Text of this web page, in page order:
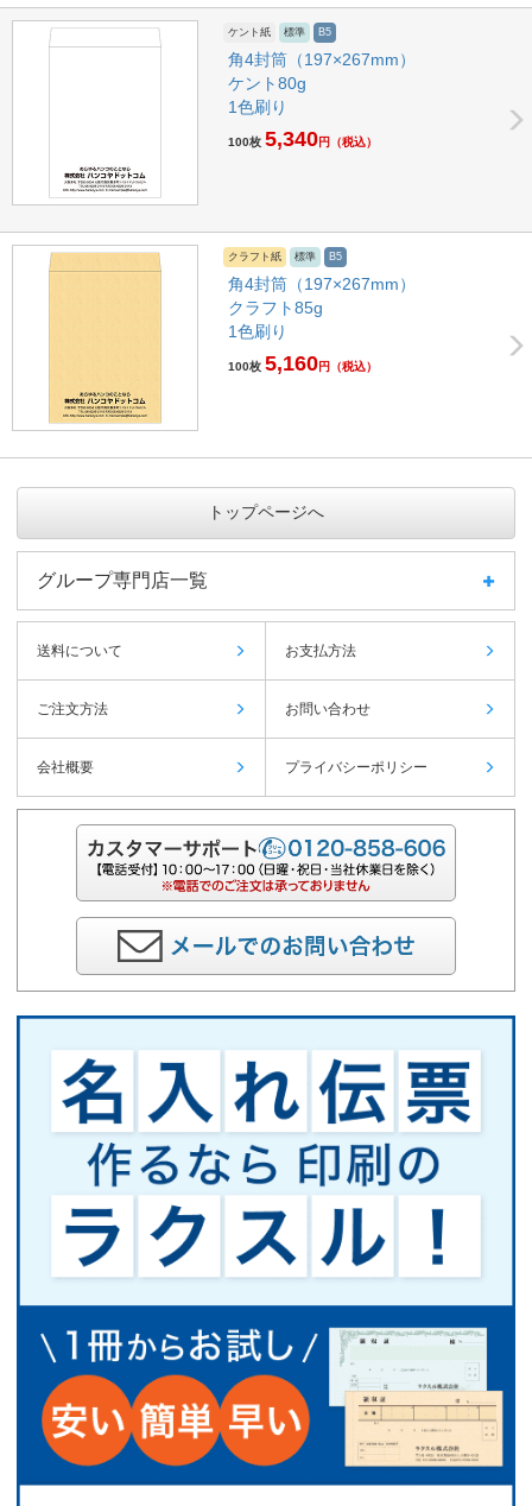
ケント紙 標準 B5
角4封筒（197×267mm）
ケント80g
1色刷り
100枚 5,340円 （税込）
クラフト紙 標準 B5
角4封筒（197×267mm）
クラフト85g
1色刷り
100枚 5,160円 （税込）
トップページへ
グループ専門店一覧
送料について お支払方法
ご注文方法 お問い合わせ
会社概要 プライバシーポリシー